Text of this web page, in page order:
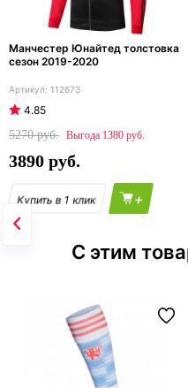
Манчестер Юнайтед толстовка
сезон 2019-2020
112673
4.85
5270
1380
3890
+
С этим